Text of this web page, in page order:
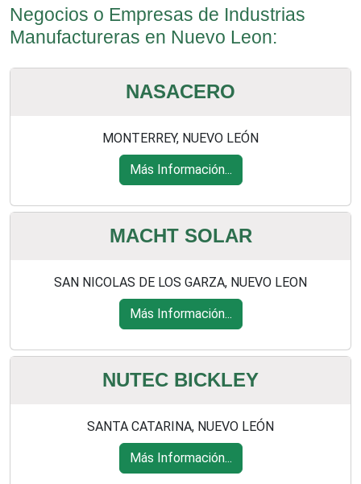
Negocios o Empresas de Industrias
Manufactureras en Nuevo Leon:
NASACERO
MONTERREY, NUEVO LEÓN
Más Información...
MACHT SOLAR
SAN NICOLAS DE LOS GARZA, NUEVO LEON
Más Información...
NUTEC BICKLEY
SANTA CATARINA, NUEVO LEÓN
Más Información...